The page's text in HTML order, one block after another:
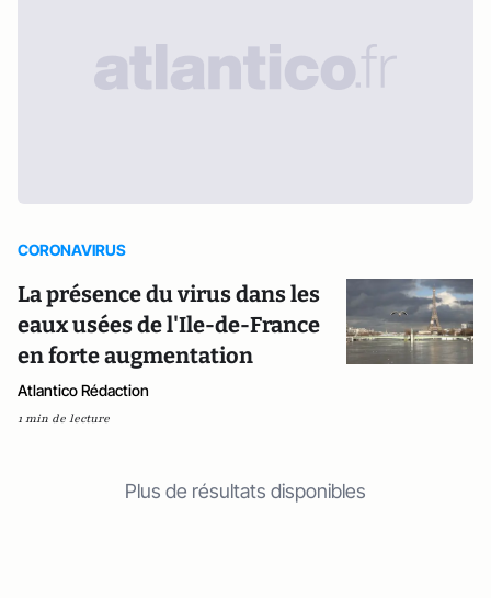
CORONAVIRUS
La présence du virus dans les
eaux usées de l'Ile-de-France
en forte augmentation
Atlantico Rédaction
1 min de lecture
Plus de résultats disponibles